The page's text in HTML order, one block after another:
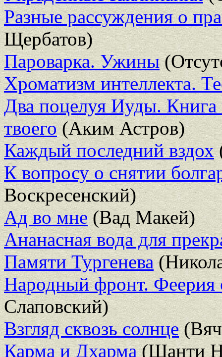
Разные рассуждения о
Щербатов)
Пароварка. Ужины
Хроматизм интеллекта.
Два поцелуя Иуды. Книга
твоего(Аким Астров)
Каждый последний вздох
К вопросу о снятии
Воскресенский)
Ад во мне(Вад Макей)
Ананасная вода для
Памяти Тургенева
Народный фронт. Феерия
Слаповский)
Взгляд сквозь солнце
Карма и Дхарма(Шанти